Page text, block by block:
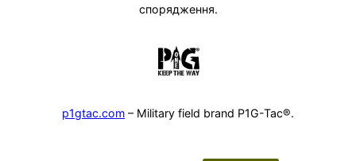
спорядження.
p1gtac.com – Military field brand P1G-Tac®.